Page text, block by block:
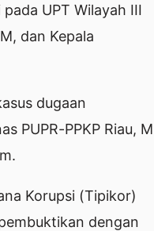
UPT Wilayah III
dan Kepala
dugaan
PUPR-PPKP Riau, M
Korupsi (Tipikor)
dengan